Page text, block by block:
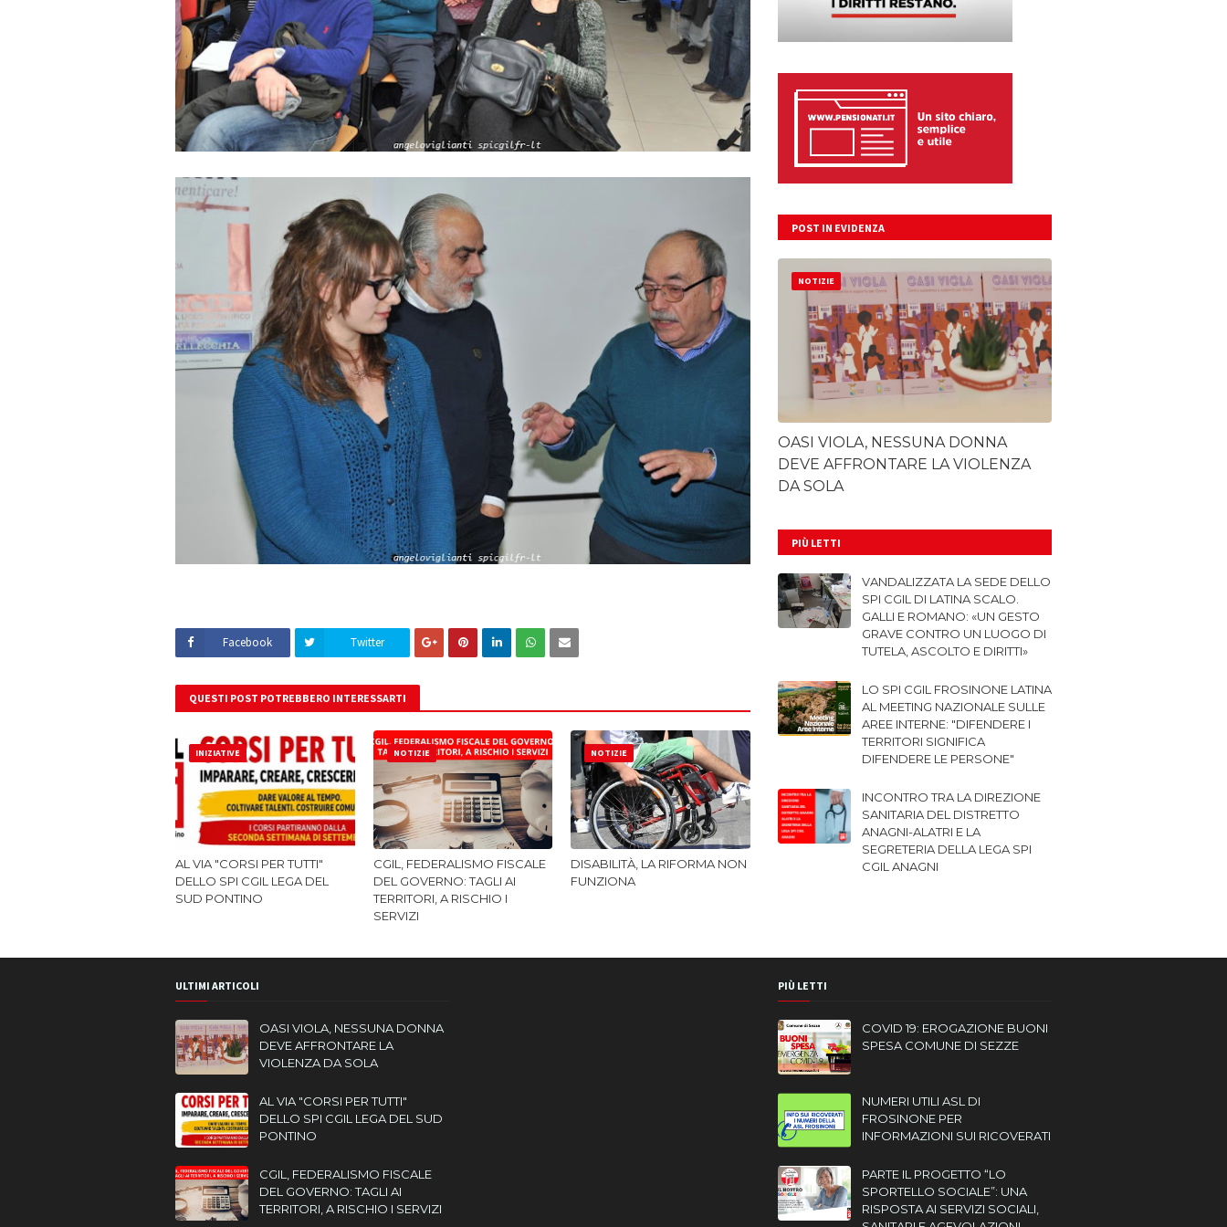
Facebook Twitter
QUESTI POST POTREBBERO INTERESSARTI
INIZIATIVE
AL VIA "CORSI PER TUTTI"
DELLO SPI CGIL LEGA DEL
SUD PONTINO
NOTIZIE
CGIL, FEDERALISMO FISCALE
DEL GOVERNO: TAGLI AI
TERRITORI, A RISCHIO I
SERVIZI
NOTIZIE
DISABILITÀ, LA RIFORMA NON
FUNZIONA
POST IN EVIDENZA
NOTIZIE
OASI VIOLA, NESSUNA DONNA
DEVE AFFRONTARE LA VIOLENZA
DA SOLA
PIÙ LETTI
VANDALIZZATA LA SEDE DELLO
SPI CGIL DI LATINA SCALO.
GALLI E ROMANO: «UN GESTO
GRAVE CONTRO UN LUOGO DI
TUTELA, ASCOLTO E DIRITTI»
LO SPI CGIL FROSINONE LATINA
AL MEETING NAZIONALE SULLE
AREE INTERNE: "DIFENDERE I
TERRITORI SIGNIFICA
DIFENDERE LE PERSONE"
INCONTRO TRA LA DIREZIONE
SANITARIA DEL DISTRETTO
ANAGNI-ALATRI E LA
SEGRETERIA DELLA LEGA SPI
CGIL ANAGNI
ULTIMI ARTICOLI
OASI VIOLA, NESSUNA DONNA
DEVE AFFRONTARE LA
VIOLENZA DA SOLA
AL VIA "CORSI PER TUTTI"
DELLO SPI CGIL LEGA DEL SUD
PONTINO
CGIL, FEDERALISMO FISCALE
DEL GOVERNO: TAGLI AI
TERRITORI, A RISCHIO I SERVIZI
PIÙ LETTI
COVID 19: EROGAZIONE BUONI
SPESA COMUNE DI SEZZE
NUMERI UTILI ASL DI
FROSINONE PER
INFORMAZIONI SUI RICOVERATI
PARTE IL PROGETTO “LO
SPORTELLO SOCIALE”: UNA
RISPOSTA AI SERVIZI SOCIALI,